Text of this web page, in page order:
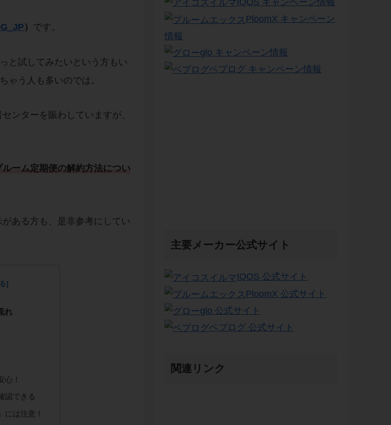
） です。
と試してみたいという方もい
ゃう人も多いのでは。
ンターを賑わしていますが、
ルーム定期便の解約方法につい
ある方も、是非参考にしてい
れ
心！
認できる
には注意！
IQOS キャンペーン情報
PloomX キャンペーン
情報
glo キャンペーン情報
ベプログ キャンペーン情報
主要メーカー公式サイト
IQOS 公式サイト
PloomX 公式サイト
glo 公式サイト
ベプログ 公式サイト
関連リンク